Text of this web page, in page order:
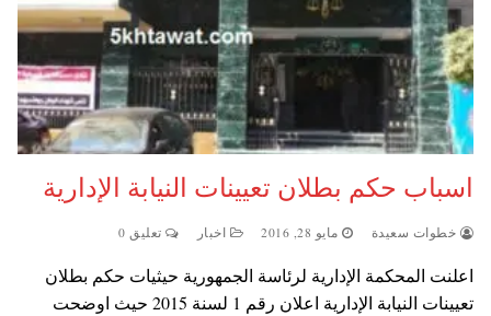
اسباب حكم بطلان تعيينات النيابة الإدارية
خطوات سعيدة مايو 28, 2016 اخبار تعليق 0
اعلنت المحكمة الإدارية لرئاسة الجمهورية حيثيات حكم بطلان
تعيينات النيابة الإدارية اعلان رقم 1 لسنة 2015 حيث اوضحت